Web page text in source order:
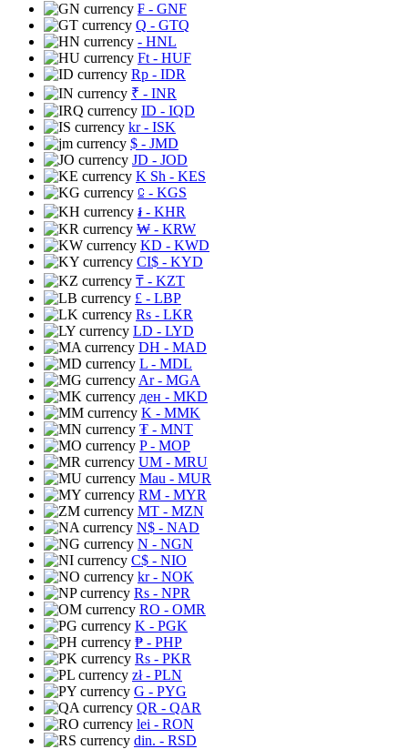
₣ - GNF
Q - GTQ
- HNL
Ft - HUF
Rp - IDR
₹ - INR
ID - IQD
kr- ISK
$ - JMD
JD - JOD
K Sh - KES
⃀ - KGS
៛ - KHR
₩ - KRW
KD - KWD
CI$ - KYD
₸ - KZT
£ - LBP
Rs - LKR
LD - LYD
DH - MAD
L - MDL
Ar- MGA
ден - MKD
K - MMK
₮ - MNT
P- MOP
UM - MRU
Mau - MUR
RM - MYR
MT - MZN
N$ - NAD
N - NGN
C$ - NIO
kr- NOK
Rs - NPR
RO - OMR
K - PGK
₱ - PHP
Rs - PKR
zł- PLN
G - PYG
QR - QAR
lei - RON
din. - RSD